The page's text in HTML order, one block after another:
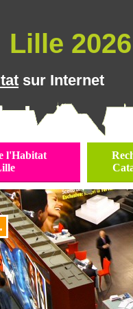
Lille
sur Internet
l'Habitat